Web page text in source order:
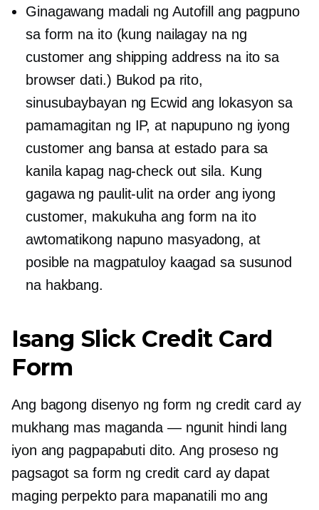
Ginagawang madali ng Autofill ang pagpuno
sa form na ito (kung nailagay na ng
customer ang shipping address na ito sa
browser dati.) Bukod pa rito,
sinusubaybayan ng Ecwid ang lokasyon sa
pamamagitan ng IP, at napupuno ng iyong
customer ang bansa at estado para sa
kanila kapag nag-check out sila. Kung
gagawa ng paulit-ulit na order ang iyong
customer, makukuha ang form na ito
awtomatikong napuno masyadong, at
posible na magpatuloy kaagad sa susunod
na hakbang.
Isang Slick Сredit Card
Form
Ang bagong disenyo ng form ng credit card ay
mukhang mas maganda — ngunit hindi lang
iyon ang pagpapabuti dito. Ang proseso ng
pagsagot sa form ng credit card ay dapat
maging perpekto para mapanatili mo ang